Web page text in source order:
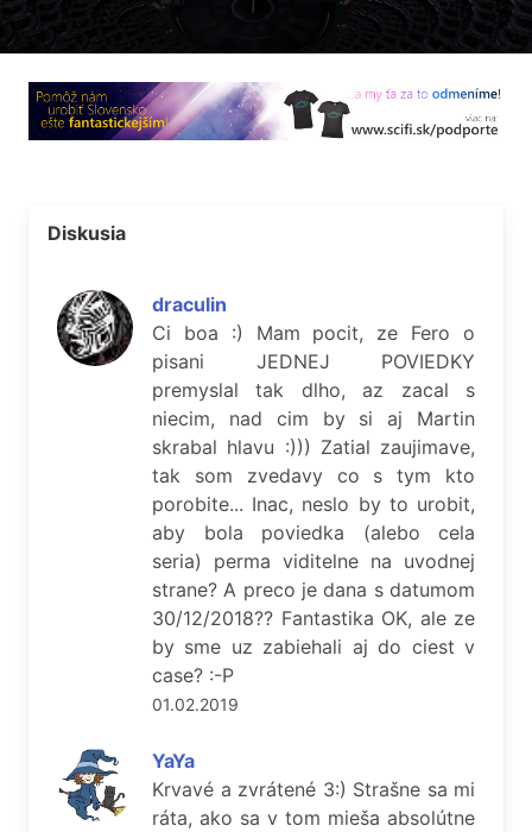
Diskusia
draculin
Ci boa :) Mam pocit, ze Fero o
pisani JEDNEJ POVIEDKY
premyslal tak dlho, az zacal s
niecim, nad cim by si aj Martin
skrabal hlavu :))) Zatial zaujimave,
tak som zvedavy co s tym kto
porobite... Inac, neslo by to urobit,
aby bola poviedka (alebo cela
seria) perma viditelne na uvodnej
strane? A preco je dana s datumom
30/12/2018?? Fantastika OK, ale ze
by sme uz zabiehali aj do ciest v
case? :-P
01.02.2019
YaYa
Krvavé a zvrátené 3:) Strašne sa mi
ráta, ako sa v tom mieša absolútne